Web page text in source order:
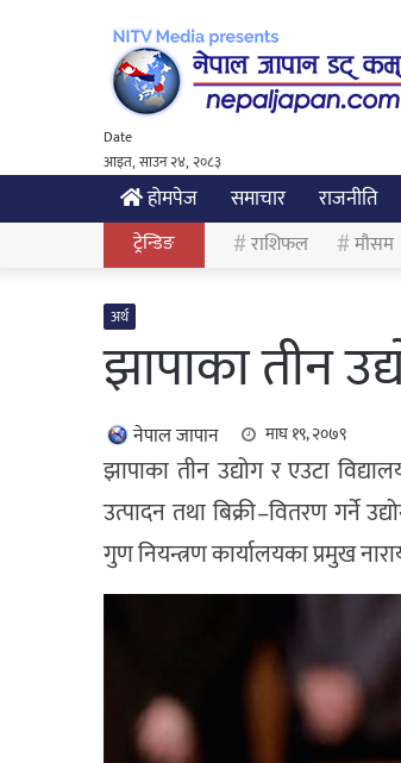
Date
आइत, साउन २४, २०८३
होमपेज समाचार राजनीति
ट्रेन्डिङ राशिफल मौसम
अर्थ
झापाका तीन
नेपाल जापान माघ १९, २०७९
झापाका तीन उद्योग र एउटा
उत्पादन तथा बिक्री–वितरण गर्ने
गुण नियन्त्रण कार्यालयका प्रमुख